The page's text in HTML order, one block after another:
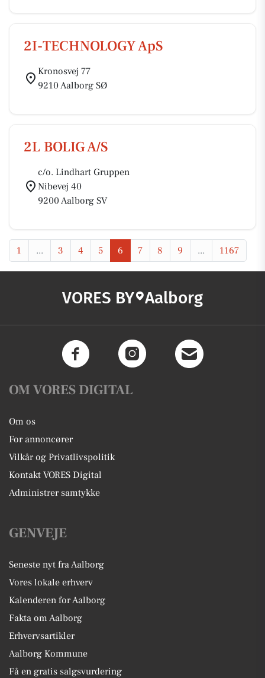
2I-TECHNOLOGY ApS
Kronosvej 77
9210 Aalborg SØ
2L BOLIG A/S
c/o. Lindhart Gruppen
Nibevej 40
9200 Aalborg SV
1 ... 3 4 5 6 7 8 9 ... 1167
VORES BY Aalborg
OM VORES DIGITAL
Om os
For annoncører
Vilkår og Privatlivspolitik
Kontakt VORES Digital
Administrer samtykke
GENVEJE
Seneste nyt fra Aalborg
Vores lokale erhverv
Kalenderen for Aalborg
Fakta om Aalborg
Erhvervsartikler
Aalborg Kommune
Få en gratis salgsvurdering